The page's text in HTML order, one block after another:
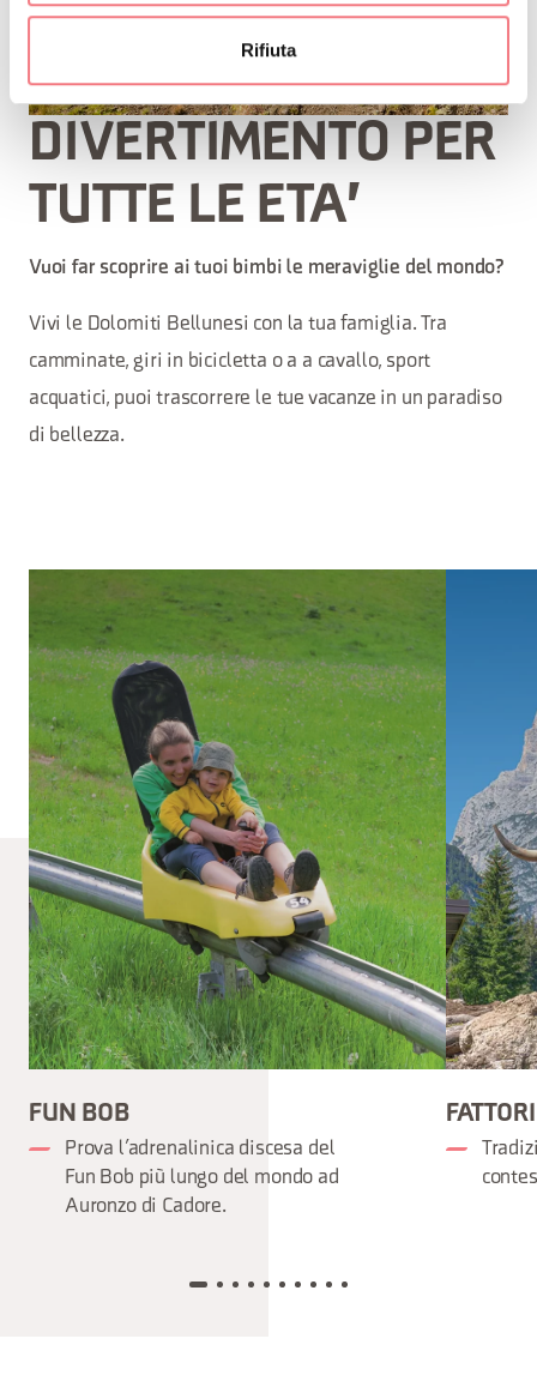
Rifiuta
DIVERTIMENTO PER
TUTTE LE ETA'
Vuoi far scoprire ai tuoi bimbi le meraviglie del mondo?
Vivi le Dolomiti Bellunesi con la tua famiglia. Tra
camminate, giri in bicicletta o a a cavallo, sport
acquatici, puoi trascorrere le tue vacanze in un paradiso
di bellezza.
FUN BOB
Prova l’adrenalinica discesa del
Fun Bob più lungo del mondo ad
Auronzo di Cadore.